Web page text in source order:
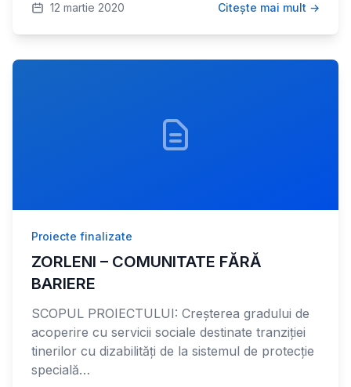
12 martie 2020 Citește mai mult →
Proiecte finalizate
ZORLENI – COMUNITATE FĂRĂ
BARIERE
SCOPUL PROIECTULUI: Creșterea gradului de
acoperire cu servicii sociale destinate tranziției
tinerilor cu dizabilități de la sistemul de protecție
specială…